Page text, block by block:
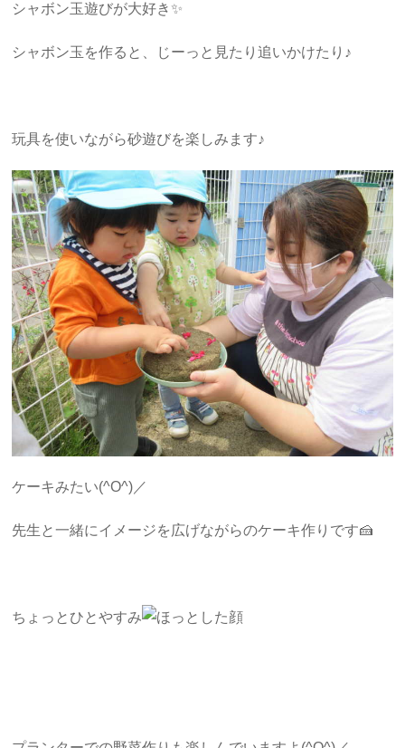
シャボン玉遊びが大好き✨
シャボン玉を作ると、じーっと見たり追いかけたり♪
玩具を使いながら砂遊びを楽しみます♪
ケーキみたい(^O^)／
先生と一緒にイメージを広げながらのケーキ作りです🍰
ちょっとひとやすみ